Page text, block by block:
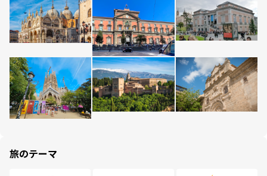
旅のテーマ